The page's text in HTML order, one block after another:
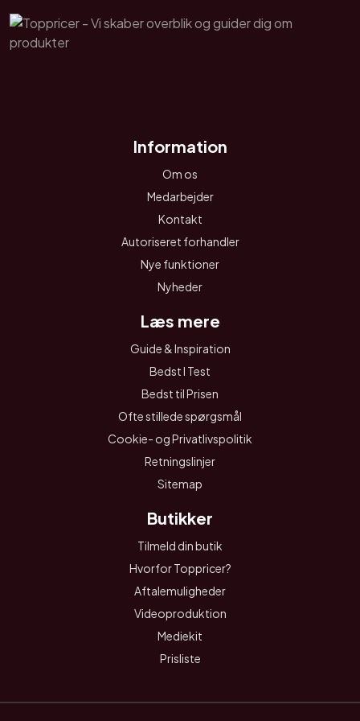
Information
Om os
Medarbejder
Kontakt
Autoriseret forhandler
Nye funktioner
Nyheder
Læs mere
Guide & Inspiration
Bedst I Test
Bedst til Prisen
Ofte stillede spørgsmål
Cookie- og Privatlivspolitik
Retningslinjer
Sitemap
Butikker
Tilmeld din butik
Hvorfor Toppricer?
Aftalemuligheder
Videoproduktion
Mediekit
Prisliste